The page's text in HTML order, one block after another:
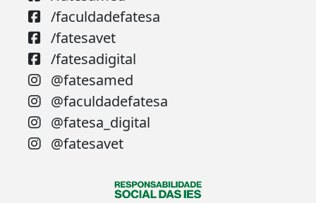
/faculdadefatesa
/fatesavet
/fatesadigital
@fatesamed
@faculdadefatesa
@fatesa_digital
@fatesavet